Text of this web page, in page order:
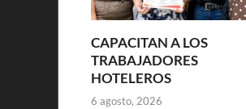
CAPACITAN A LOS
TRABAJADORES
HOTELEROS
6 agosto, 2026